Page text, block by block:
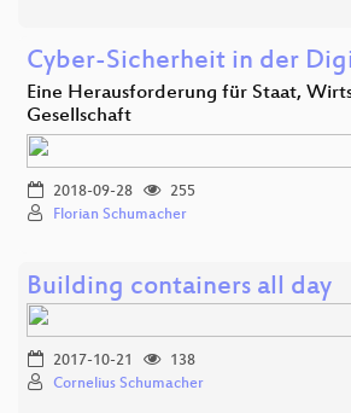
Cyber-Sicherheit in der
Eine Herausforderung für Staat,
Gesellschaft
2018-09-28
255
Florian Schumacher
Building containers all day
2017-10-21
138
Cornelius Schumacher